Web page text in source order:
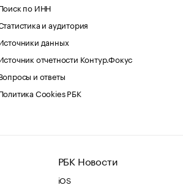
по ИНН
и аудитория
данных
отчетности Контур.Фокус
и ответы
Cookies РБК
РБК Новости
iOS